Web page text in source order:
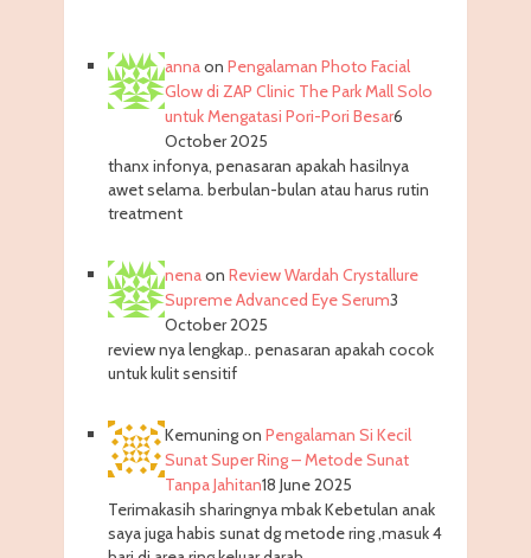
annaon Pengalaman Photo Facial
Glow di ZAP Clinic The Park Mall Solo
untuk Mengatasi Pori-Pori Besar6
October 2025
thanx infonya, penasaran apakah hasilnya
awet selama. berbulan-bulan atau harus rutin
treatment
nenaon Review Wardah Crystallure
Supreme Advanced Eye Serum3
October 2025
review nya lengkap.. penasaran apakah cocok
untuk kulit sensitif
Kemuningon Pengalaman Si Kecil
Sunat Super Ring – Metode Sunat
Tanpa Jahitan18 June 2025
Terimakasih sharingnya mbak Kebetulan anak
saya juga habis sunat dg metode ring ,masuk 4